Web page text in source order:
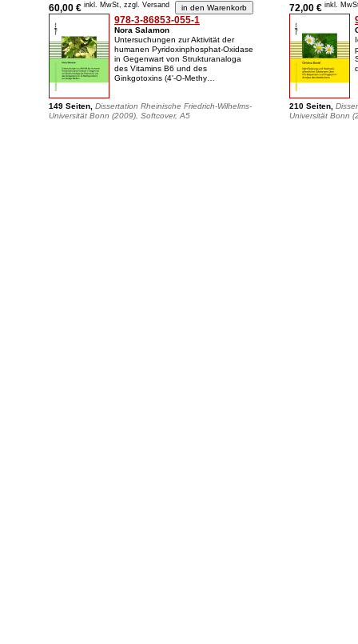
60,00 € inkl. MwSt, zzgl. Versand
978-3-86853-055-1
Nora Salamon
Untersuchungen zur Aktivität der
humanen Pyridoxinphosphat-Oxidase
in Gegenwart von Strukturanaloga
des Vitamins B6 und des
Ginkgotoxins (4'-O-Methy…
149 Seiten, Dissertation Rheinische Friedrich-Wilhelms-
Universität Bonn (2009), Softcover, A5
72,00 € inkl.
210 Seiten,
Universität Bonn